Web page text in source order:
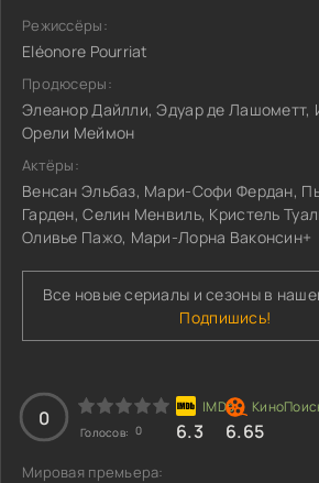
Режиссёры:
Eléonore Pourriat
Продюсеры:
Элеанор Дайлли, Эдуар де Лашометт,
Орели Меймон
Актёры:
Венсан Эльбаз, Мари-Софи Фердан,
Гарден, Селин Менвиль, Кристель
Оливье Пажо, Мари-Лорна Ваконсин+
Все новые сериалы и сезоны в
Подпишись!
0
Голосов: 0 6.3 6.65
Мировая премьера: